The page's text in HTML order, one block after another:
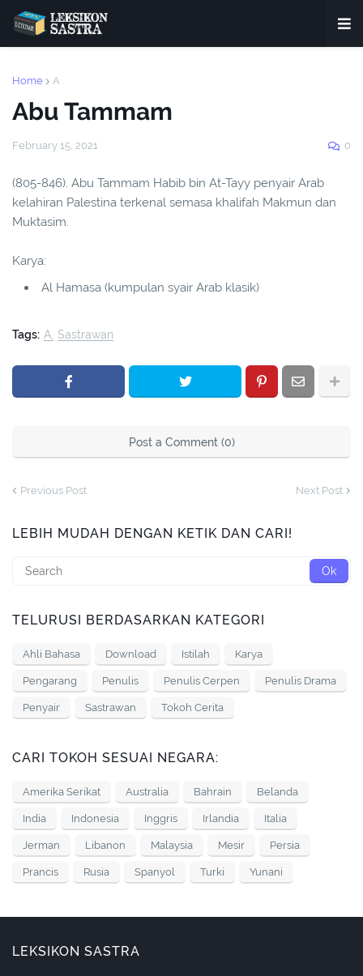
Home A
Abu Tammam
February 15, 2021 0
(805-846). Abu Tammam Habib bin At-Tayy penyair Arab
kelahiran Palestina terkenal semasa khalifah Makmun dan
Muktasim.
Karya:
Al Hamasa (kumpulan syair Arab klasik)
Tags: A Sastrawan
Post a Comment (0)
Previous Post Next Post
LEBIH MUDAH DENGAN KETIK DAN CARI!
TELURUSI BERDASARKAN KATEGORI
Ahli Bahasa Download Istilah Karya
Pengarang Penulis Penulis Cerpen Penulis Drama
Penyair Sastrawan Tokoh Cerita
CARI TOKOH SESUAI NEGARA:
Amerika Serikat Australia Bahrain Belanda
India Indonesia Inggris Irlandia Italia
Jerman Libanon Malaysia Mesir Persia
Prancis Rusia Spanyol Turki Yunani
LEKSIKON SASTRA